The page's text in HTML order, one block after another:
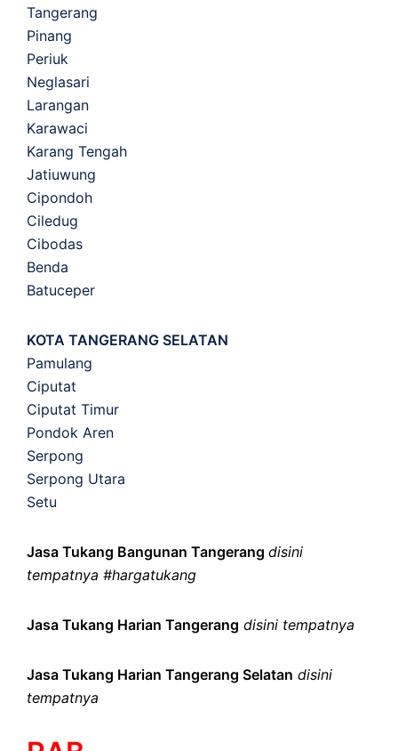
Tangerang
Pinang
Periuk
Neglasari
Larangan
Karawaci
Karang Tengah
Jatiuwung
Cipondoh
Ciledug
Cibodas
Benda
Batuceper
KOTA TANGERANG SELATAN
Pamulang
Ciputat
Ciputat Timur
Pondok Aren
Serpong
Serpong Utara
Setu
Jasa Tukang Bangunan Tangerang disini
tempatnya #hargatukang
Jasa Tukang Harian Tangerang disini tempatnya
Jasa Tukang Harian Tangerang Selatan disini
tempatnya